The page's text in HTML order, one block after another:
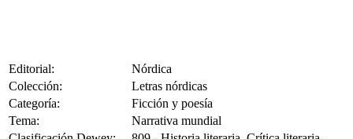
Editorial:
Nórdica
Colección:
Letras nórdicas
Categoría:
Ficción y poesía
Tema:
Narrativa mundial